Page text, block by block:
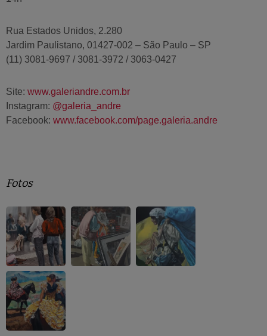
Rua Estados Unidos, 2.280
Jardim Paulistano, 01427-002 – São Paulo – SP
(11) 3081-9697 / 3081-3972 / 3063-0427
Site: www.galeriandre.com.br
Instagram: @galeria_andre
Facebook: www.facebook.com/page.galeria.andre
Fotos